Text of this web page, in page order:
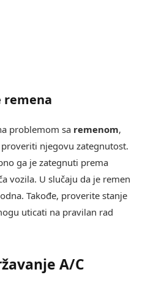
remena
problemom sa remenom,
njegovu zategnutost.
ga je zategnuti prema
vozila. U slučaju da je remen
Takođe, proverite stanje
uticati na pravilan rad
A/C